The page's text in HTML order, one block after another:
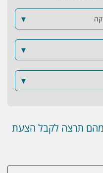
▼
▼
▼
תרצה לקבל הצעת